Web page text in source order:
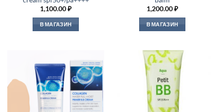
1,100.00₽
В МАГАЗИН
1,200.00₽
В МАГАЗИН